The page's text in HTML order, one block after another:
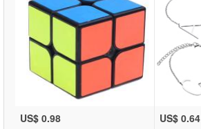
US$ 0.98 US$ 0.64